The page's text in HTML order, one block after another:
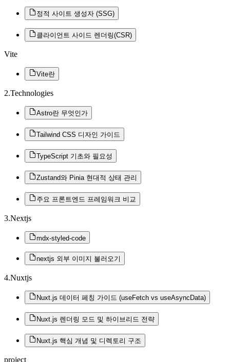
정적 사이트 생성자 (SSG)
클라이언트 사이드 렌더링(CSR)
Vite
Vite란
2.Technologies
Astro란 무엇인가
Tailwind CSS 디자인 가이드
TypeScript 기초와 필요성
Zustand와 Pinia 현대적 상태 관리
주요 프론트엔드 프레임워크 비교
3.Nextjs
mdx-styled-code
nextjs 외부 이미지 불러오기
4.Nuxtjs
Nuxt.js 데이터 페칭 가이드 (useFetch vs useAsyncData)
Nuxt.js 렌더링 모드 및 하이브리드 전략
Nuxt.js 핵심 개념 및 디렉토리 구조
project